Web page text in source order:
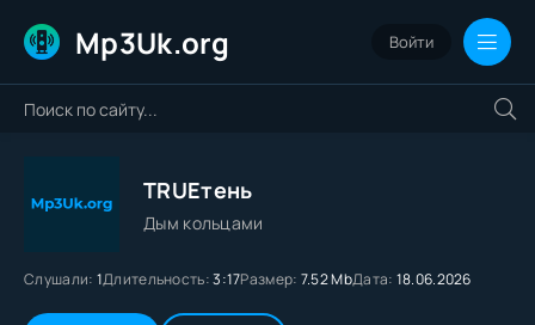
Mp3Uk.org Войти
TRUEтень
Дым кольцами
Слушали: 1Длительность:3:17Размер: 7.52 MbДата: 18.06.2026